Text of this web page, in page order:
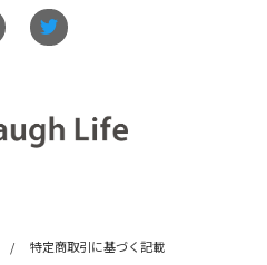
/ 特定商取引に基づく記載